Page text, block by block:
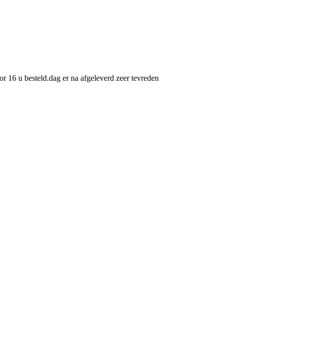
16 u besteld.dag er na afgeleverd zeer tevreden